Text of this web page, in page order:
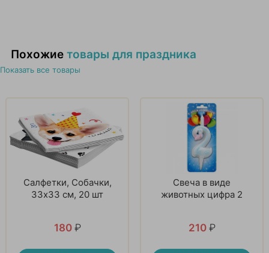
Похожие товары для праздника
Показать все товары
Салфетки, Собачки,
33х33 см, 20 шт
180 ₽
Свеча в виде
животных цифра 2
210 ₽